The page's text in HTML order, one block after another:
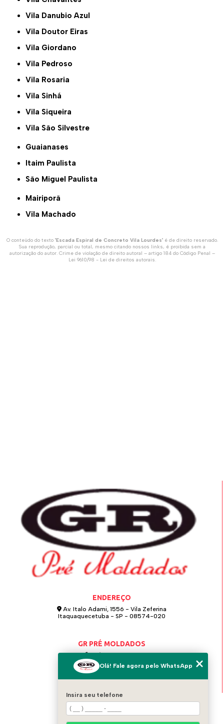
Vila Danubio Azul
Vila Doutor Eiras
Vila Giordano
Vila Pedroso
Vila Rosaria
Vila Sinhá
Vila Siqueira
Vila São Silvestre
Guaianases
Itaim Paulista
São Miguel Paulista
Mairiporã
Vila Machado
O conteúdo do texto "Escada Espiral de Concreto Vila Lourdes" é de direito reservado.
Sua reprodução, parcial ou total, mesmo citando nossos links, é proibida sem a
autorização do autor. Crime de violação de direito autoral – artigo 184 do Código Penal –
Lei 9610/98 - Lei de direitos autorais.
ENDEREÇO
Av. Italo Adami, 1556 - Vila Zeferina
Itaquaquecetuba - SP - 08574-020
GR PRÉ MOLDADOS
(11) 4642-0021
(11) 97124-6115
HOME
Olá! Fale agora pelo WhatsApp
Insira seu telefone